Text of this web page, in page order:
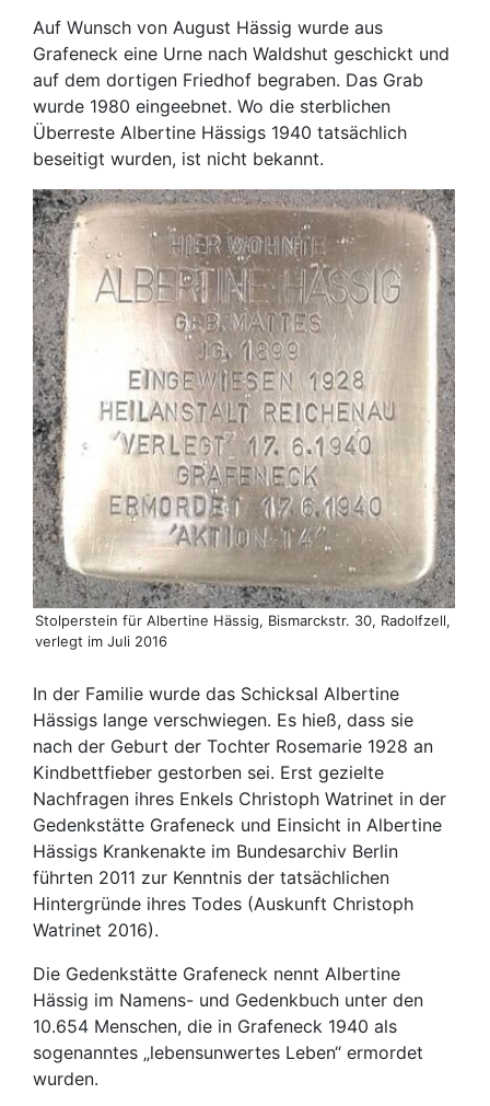
Auf Wunsch von August Hässig wurde aus
Grafeneck eine Urne nach Waldshut geschickt und
auf dem dortigen Friedhof begraben. Das Grab
wurde 1980 eingeebnet. Wo die sterblichen
Überreste Albertine Hässigs 1940 tatsächlich
beseitigt wurden, ist nicht bekannt.
Stolperstein für Albertine Hässig, Bismarckstr. 30, Radolfzell,
verlegt im Juli 2016
In der Familie wurde das Schicksal Albertine
Hässigs lange verschwiegen. Es hieß, dass sie
nach der Geburt der Tochter Rosemarie 1928 an
Kindbettfieber gestorben sei. Erst gezielte
Nachfragen ihres Enkels Christoph Watrinet in der
Gedenkstätte Grafeneck und Einsicht in Albertine
Hässigs Krankenakte im Bundesarchiv Berlin
führten 2011 zur Kenntnis der tatsächlichen
Hintergründe ihres Todes (Auskunft Christoph
Watrinet 2016).
Die Gedenkstätte Grafeneck nennt Albertine
Hässig im Namens- und Gedenkbuch unter den
10.654 Menschen, die in Grafeneck 1940 als
sogenanntes „lebensunwertes Leben“ ermordet
wurden.